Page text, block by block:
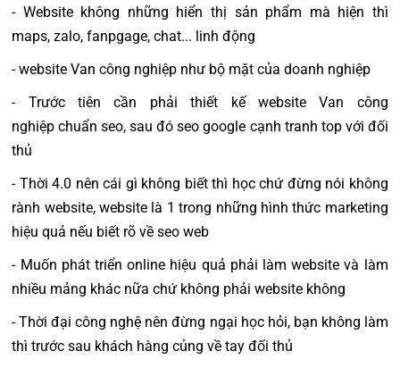
- Website không những hiển thị sản phẩm mà hiện thì
maps, zalo, fanpgage, chat... linh động
- website Van công nghiệp như bộ mặt của doanh nghiệp
- Trước tiên cần phải thiết kế website Van công
nghiệp chuẩn seo, sau đó seo google cạnh tranh top với đối
thủ
- Thời 4.0 nên cái gì không biết thì học chứ đừng nói không
rành website, website là 1 trong những hình thức marketing
hiệu quả nếu biết rõ về seo web
- Muốn phát triển online hiệu quả phải làm website và làm
nhiều mảng khác nữa chứ không phải website không
- Thời đại công nghệ nên đừng ngại học hỏi, bạn không làm
thì trước sau khách hàng củng về tay đối thủ